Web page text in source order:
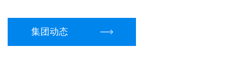
集团动态